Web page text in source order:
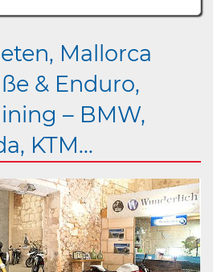
Mallorca
& Enduro,
– BMW,
KTM...